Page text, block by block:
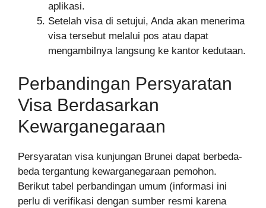
aplikasi.
Setelah visa di setujui, Anda akan menerima
visa tersebut melalui pos atau dapat
mengambilnya langsung ke kantor kedutaan.
Perbandingan Persyaratan
Visa Berdasarkan
Kewarganegaraan
Persyaratan visa kunjungan Brunei dapat berbeda-
beda tergantung kewarganegaraan pemohon.
Berikut tabel perbandingan umum (informasi ini
perlu di verifikasi dengan sumber resmi karena